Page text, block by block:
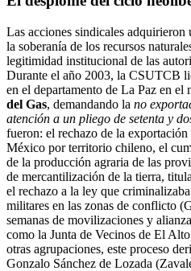
Las acciones sindicales
la soberanía de los recursos
legitimidad institucional de las
Durante el año 2003, la CSUTCB
en el departamento de La Paz en el
del Gas, demandando la no
atención a un pliego de setenta y
fueron: el rechazo de la
México por territorio chileno, el
de la producción agraria de las
de mercantilización de la tierra,
el rechazo a la ley que
militares en las zonas de conflicto
semanas de movilizaciones y
como la Junta de Vecinos de El
otras agrupaciones, este proceso
Gonzalo Sánchez de Lozada